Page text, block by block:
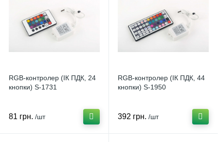
RGB-контролер (ІК ПДК, 24
кнопки) S-1731
81 грн. /шт
RGB-контролер (ІК ПДК, 44
кнопки) S-1950
392 грн. /шт